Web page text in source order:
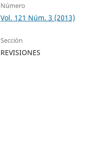
Número
Vol. 121 Núm. 3 (2013)
Sección
REVISIONES